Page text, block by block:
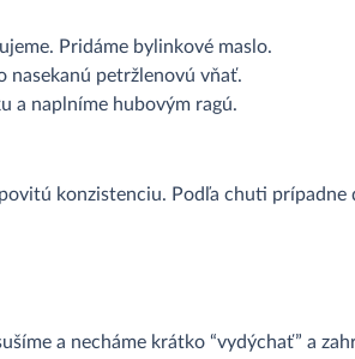
Pridáme bylinkové maslo.
nasekanú petržlenovú vňať.
a naplníme hubovým ragú.
konzistenciu. Podľa chuti prípadne
a necháme krátko “vydýchať” a